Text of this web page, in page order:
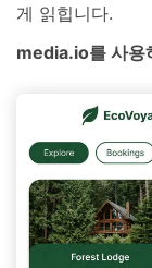
게 읽힙니다.
media.io를 사용